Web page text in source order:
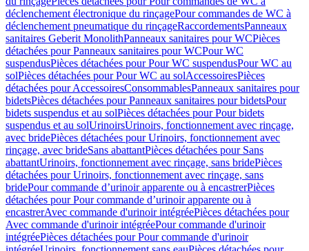
déclenchement électronique du rinçagePour commandes de WC à
déclenchement pneumatique du rinçageRaccordementsPanneaux
sanitaires Geberit MonolithPanneaux sanitaires pour WCPièces
détachées pour Panneaux sanitaires pour WCPour WC
suspendusPièces détachées pour Pour WC suspendusPour WC au
solPièces détachées pour Pour WC au solAccessoiresPièces
détachées pour AccessoiresConsommablesPanneaux sanitaires pour
bidetsPièces détachées pour Panneaux sanitaires pour bidetsPour
bidets suspendus et au solPièces détachées pour Pour bidets
suspendus et au solUrinoirsUrinoirs, fonctionnement avec rinçage,
avec bridePièces détachées pour Urinoirs, fonctionnement avec
rinçage, avec brideSans abattantPièces détachées pour Sans
abattantUrinoirs, fonctionnement avec rinçage, sans bridePièces
détachées pour Urinoirs, fonctionnement avec rinçage, sans
bridePour commande d’urinoir apparente ou à encastrerPièces
détachées pour Pour commande d’urinoir apparente ou à
encastrerAvec commande d'urinoir intégréePièces détachées pour
Avec commande d'urinoir intégréePour commande d'urinoir
intégréePièces détachées pour Pour commande d'urinoir